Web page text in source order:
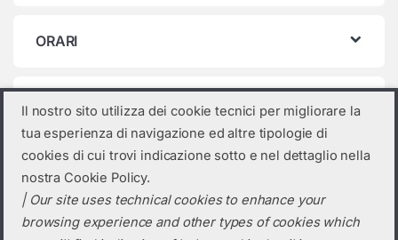
ORARI
Categorie prodotto
Seleziona una categoria
Il nostro sito utilizza dei cookie tecnici per migliorare la
tua esperienza di navigazione ed altre tipologie di
cookies di cui trovi indicazione sotto e nel dettaglio nella
nostra Cookie Policy.
| Our site uses technical cookies to enhance your
browsing experience and other types of cookies which